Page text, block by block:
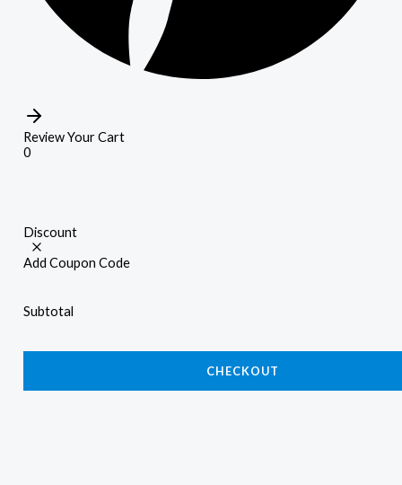
Review Your Cart
0
Discount
Add Coupon Code
Subtotal
CHECKOUT